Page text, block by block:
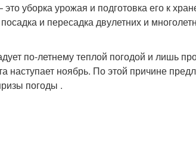
уборка урожая и подготовка его к
и пересадка двулетних и
по-летнему теплой погодой и лишь
наступает ноябрь. По этой причине
погоды .